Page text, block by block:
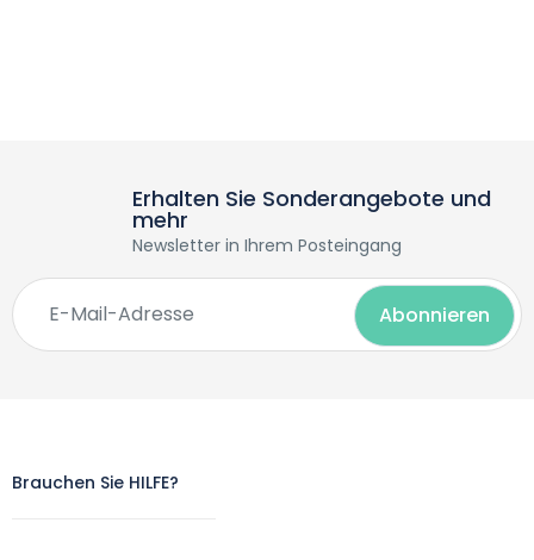
Erhalten Sie Sonderangebote und
mehr
Newsletter in Ihrem Posteingang
Brauchen Sie HILFE?